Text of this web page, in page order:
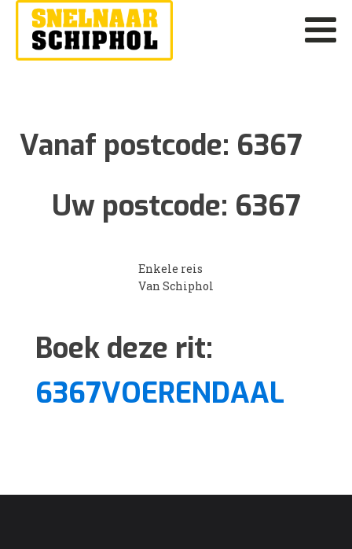
Vanaf postcode: 6367
Uw postcode: 6367
Enkele reis
Van Schiphol
Boek deze rit:
6367VOERENDAAL